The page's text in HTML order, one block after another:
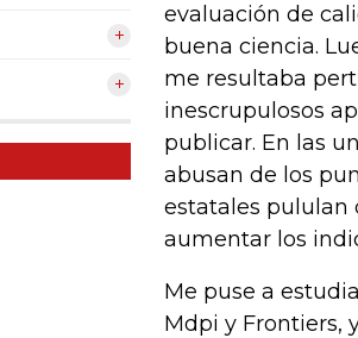
evaluación de
buena ciencia.
me resultaba
inescrupulosos
publicar. En las
abusan de los
estatales pululan
aumentar los
Me puse a
Mdpi y Frontiers,